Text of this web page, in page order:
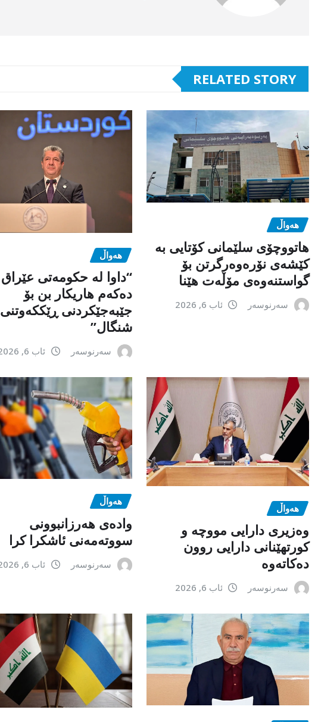
RELATED STORY
هەواڵ
هاتووچۆی سلێمانی کۆتایی بە
کێشەی نۆرەوەرگرتن بۆ
گواستنەوەی مۆڵەت هێنا
سەرنوسەر ئاب 6, 2026
هەواڵ
“داوا لە حكومەتی عێراق
دەكەم هاریكار بن بۆ
جێبەجێكردنی ڕێككەوتنی
شنگال”
سەرنوسەر ئاب 6, 2026
هەواڵ
وەزیری دارایی مووچە و
کورتهێنانی دارایی روون
دەکاتەوە
سەرنوسەر ئاب 6, 2026
هەواڵ
وادەی هەرزانبوونی
سووتەمەنی ئاشکرا کرا
سەرنوسەر ئاب 6, 2026